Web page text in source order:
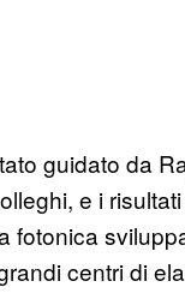
guidato da
e i
fotonica
centri di